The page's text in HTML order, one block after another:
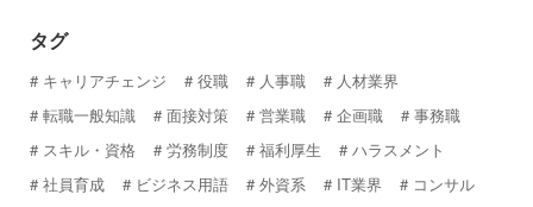
タグ
キャリアチェンジ 役職 人事職
人材業界
転職一般知識
面接対策 営業職 企画職
事務職
スキル・資格
労務制度 福利厚生
ハラスメント
社員育成
ビジネス用語 外資系 IT業界
コンサル